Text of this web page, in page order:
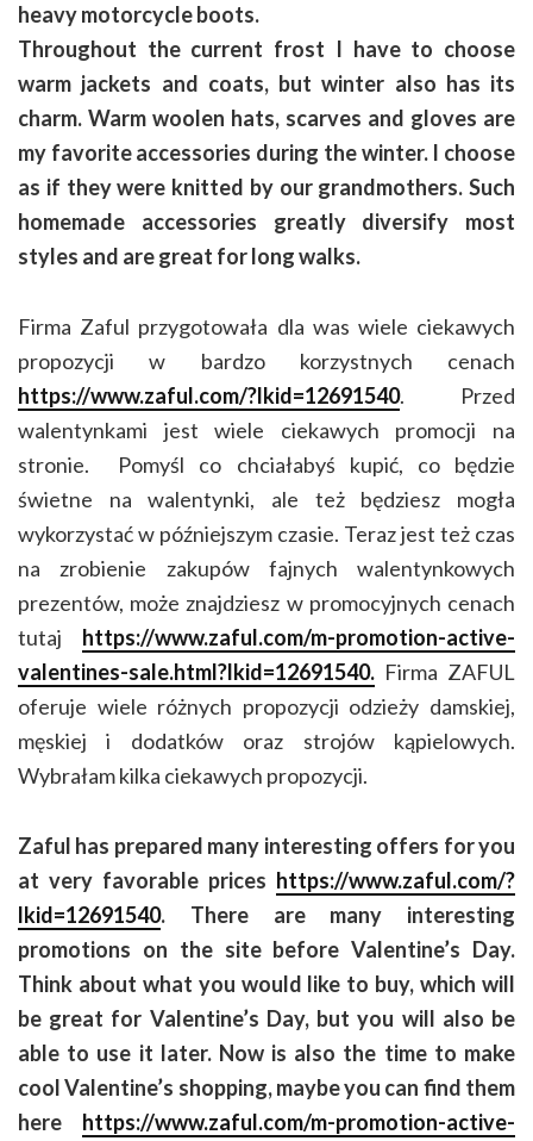
heavy motorcycle boots.
Throughout the current frost I have to choose
warm jackets and coats, but winter also has its
charm. Warm woolen hats, scarves and gloves are
my favorite accessories during the winter. I choose
as if they were knitted by our grandmothers. Such
homemade accessories greatly diversify most
styles and are great for long walks.
Firma Zaful przygotowała dla was wiele ciekawych
propozycji w bardzo korzystnych cenach
https://www.zaful.com/?lkid=12691540. Przed
walentynkami jest wiele ciekawych promocji na
stronie. Pomyśl co chciałabyś kupić, co będzie
świetne na walentynki, ale też będziesz mogła
wykorzystać w późniejszym czasie. Teraz jest też czas
na zrobienie zakupów fajnych walentynkowych
prezentów, może znajdziesz w promocyjnych cenach
tutaj https://www.zaful.com/m-promotion-active-
valentines-sale.html?lkid=12691540. Firma ZAFUL
oferuje wiele różnych propozycji odzieży damskiej,
męskiej i dodatków oraz strojów kąpielowych.
Wybrałam kilka ciekawych propozycji.
Zaful has prepared many interesting offers for you
at very favorable prices https://www.zaful.com/?
lkid=12691540. There are many interesting
promotions on the site before Valentine’s Day.
Think about what you would like to buy, which will
be great for Valentine’s Day, but you will also be
able to use it later. Now is also the time to make
cool Valentine’s shopping, maybe you can find them
here https://www.zaful.com/m-promotion-active-